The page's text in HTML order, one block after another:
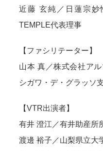
近藤 玄純／日蓮宗妙
TEMPLE代表理事
【ファシリテーター】
山本 真／株式会社ア
シガワ・デ・グラッソ
【VTR出演者】
有井 澄江／有井助産所
渡邊 裕子／山梨県立大